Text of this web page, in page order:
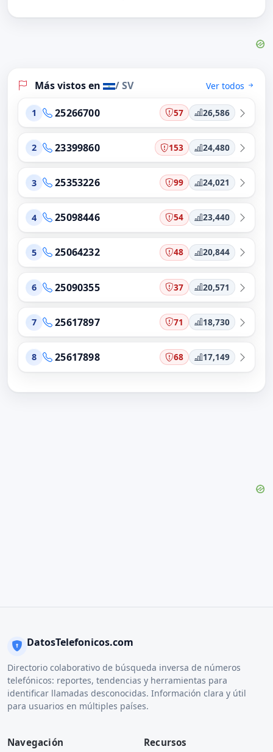
Más vistos en / SV Ver todos
1 25266700 57 26,586
2 23399860 153 24,480
3 25353226 99 24,021
4 25098446 54 23,440
5 25064232 48 20,844
6 25090355 37 20,571
7 25617897 71 18,730
8 25617898 68 17,149
DatosTelefonicos.com
Directorio colaborativo de búsqueda inversa de números
telefónicos: reportes, tendencias y herramientas para
identificar llamadas desconocidas. Información clara y útil
para usuarios en múltiples países.
Navegación Recursos